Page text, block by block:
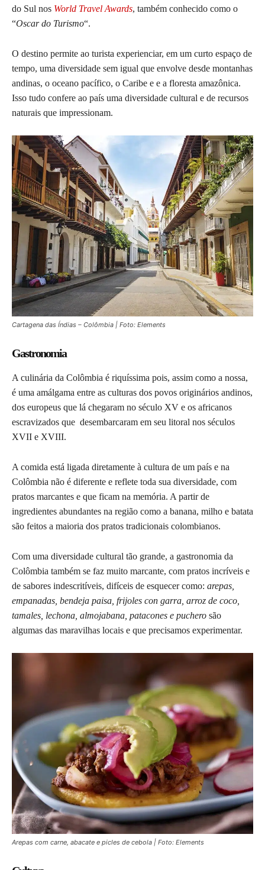
do Sul nos World Travel Awards, também conhecido como o
“Oscar do Turismo“.
O destino permite ao turista experienciar, em um curto espaço de
tempo, uma diversidade sem igual que envolve desde montanhas
andinas, o oceano pacífico, o Caribe e e a floresta amazônica.
Isso tudo confere ao país uma diversidade cultural e de recursos
naturais que impressionam.
Cartagena das Índias – Colômbia | Foto: Elements
Gastronomia
A culinária da Colômbia é riquíssima pois, assim como a nossa,
é uma amálgama entre as culturas dos povos originários andinos,
dos europeus que lá chegaram no século XV e os africanos
escravizados que desembarcaram em seu litoral nos séculos
XVII e XVIII.
A comida está ligada diretamente à cultura de um país e na
Colômbia não é diferente e reflete toda sua diversidade, com
pratos marcantes e que ficam na memória. A partir de
ingredientes abundantes na região como a banana, milho e batata
são feitos a maioria dos pratos tradicionais colombianos.
Com uma diversidade cultural tão grande, a gastronomia da
Colômbia também se faz muito marcante, com pratos incríveis e
de sabores indescritíveis, difíceis de esquecer como: arepas,
empanadas, bendeja paisa, frijoles con garra, arroz de coco,
tamales, lechona, almojabana, patacones e puchero são
algumas das maravilhas locais e que precisamos experimentar.
Arepas com carne, abacate e picles de cebola | Foto: Elements